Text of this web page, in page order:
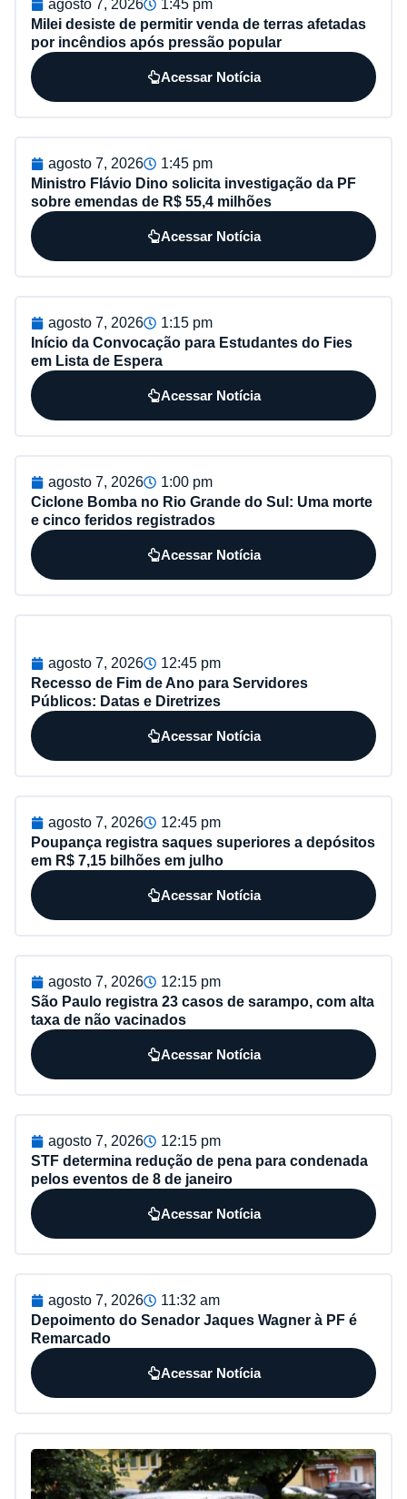
agosto 7, 2026
1:45 pm
Milei desiste de permitir venda de terras afetadas
por incêndios após pressão popular
Acessar Notícia
agosto 7, 2026
1:45 pm
Ministro Flávio Dino solicita investigação da PF
sobre emendas de R$ 55,4 milhões
Acessar Notícia
agosto 7, 2026
1:15 pm
Início da Convocação para Estudantes do Fies
em Lista de Espera
Acessar Notícia
agosto 7, 2026
1:00 pm
Ciclone Bomba no Rio Grande do Sul: Uma morte
e cinco feridos registrados
Acessar Notícia
agosto 7, 2026
12:45 pm
Recesso de Fim de Ano para Servidores
Públicos: Datas e Diretrizes
Acessar Notícia
agosto 7, 2026
12:45 pm
Poupança registra saques superiores a depósitos
em R$ 7,15 bilhões em julho
Acessar Notícia
agosto 7, 2026
12:15 pm
São Paulo registra 23 casos de sarampo, com alta
taxa de não vacinados
Acessar Notícia
agosto 7, 2026
12:15 pm
STF determina redução de pena para condenada
pelos eventos de 8 de janeiro
Acessar Notícia
agosto 7, 2026
11:32 am
Depoimento do Senador Jaques Wagner à PF é
Remarcado
Acessar Notícia